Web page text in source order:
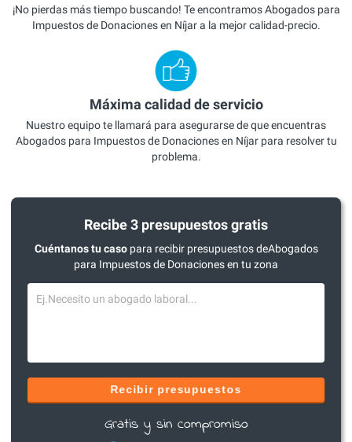
¡No pierdas más tiempo buscando! Te encontramos Abogados para
Impuestos de Donaciones en Níjar a la mejor calidad-precio.
Máxima calidad de servicio
Nuestro equipo te llamará para asegurarse de que encuentras
Abogados para Impuestos de Donaciones en Níjar para resolver tu
problema.
Recibe 3 presupuestos gratis
Cuéntanos tu casopara recibir presupuestos deAbogados
para Impuestos de Donaciones en tu zona
Recibir presupuestos
Gratis y sin compromiso